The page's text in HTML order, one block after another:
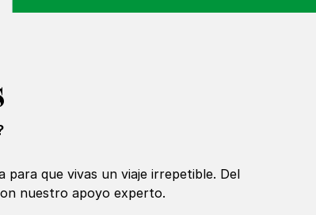
para que vivas un viaje irrepetible. Del
nuestro apoyo experto.